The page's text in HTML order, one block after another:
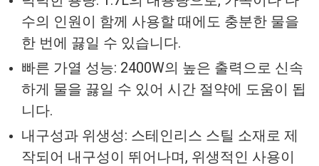
수의 인원이 함께 사용할 때에도 충분한 물을
한 번에 끓일 수 있습니다.
빠른 가열 성능: 2400W의 높은 출력으로 신속
하게 물을 끓일 수 있어 시간 절약에 도움이 됩
니다.
내구성과 위생성: 스테인리스 스틸 소재로 제
작되어 내구성이 뛰어나며, 위생적인 사용이